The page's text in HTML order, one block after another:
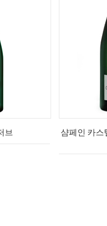
브
샴페인 카스